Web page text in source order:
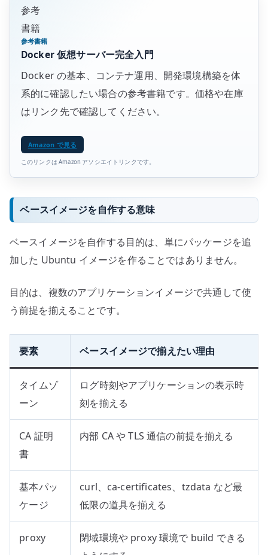
参考
書籍
参考書籍
Docker 仮想サーバー完全入門
Docker の基本、コンテナ運用、開発環境構築を体
系的に確認したい場合の参考書籍です。価格や在庫
はリンク先で確認してください。
Amazon で見る
このリンクは Amazon アソシエイトリンクです。
ベースイメージを自作する意味
ベースイメージを自作する目的は、単にパッケージを追
加した Ubuntu イメージを作ることではありません。
目的は、複数のアプリケーションイメージで共通して使
う前提を揃えることです。
要素 ベースイメージで揃えたい理由
タイムゾ
ーン
ログ時刻やアプリケーションの表示時
刻を揃える
CA 証明
書
内部 CA や TLS 通信の前提を揃える
基本パッ
ケージ
curl、ca-certificates、tzdata など最
低限の道具を揃える
proxy
閉域環境や proxy 環境で build できる